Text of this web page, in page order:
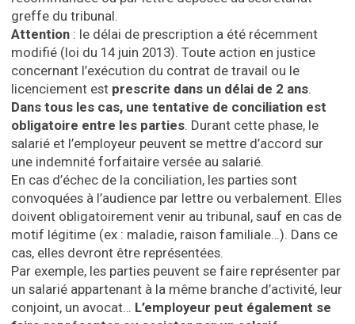
greffe du tribunal.
Attention : le délai de prescription a été récemment
modifié (loi du 14 juin 2013). Toute action en justice
concernant l’exécution du contrat de travail ou le
licenciement est prescrite dans un délai de 2 ans.
Dans tous les cas, une tentative de conciliation est
obligatoire entre les parties. Durant cette phase, le
salarié et l’employeur peuvent se mettre d’accord sur
une indemnité forfaitaire versée au salarié.
En cas d’échec de la conciliation, les parties sont
convoquées à l’audience par lettre ou verbalement. Elles
doivent obligatoirement venir au tribunal, sauf en cas de
motif légitime (ex : maladie, raison familiale…). Dans ce
cas, elles devront être représentées.
Par exemple, les parties peuvent se faire représenter par
un salarié appartenant à la même branche d’activité, leur
conjoint, un avocat… L’employeur peut également se